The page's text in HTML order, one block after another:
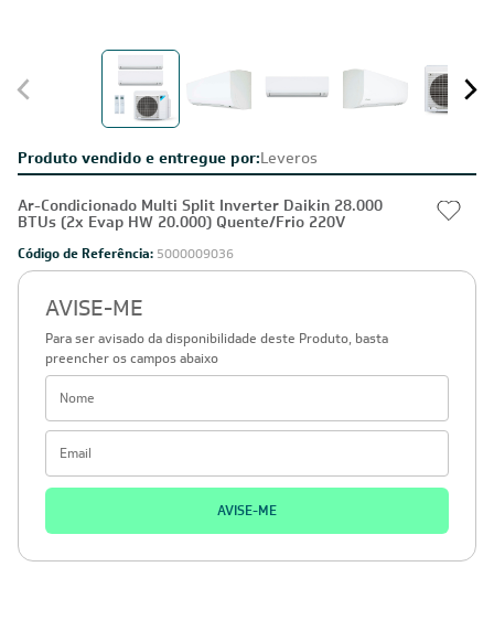
Produto vendido e entregue por:Leveros
Ar-Condicionado Multi Split Inverter Daikin 28.000
BTUs (2x Evap HW 20.000) Quente/Frio 220V
Código de Referência: 5000009036
AVISE-ME
Para ser avisado da disponibilidade deste Produto, basta
preencher os campos abaixo
AVISE-ME